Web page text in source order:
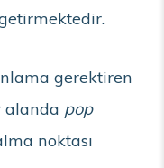
gerektiren
alanda pop
noktası